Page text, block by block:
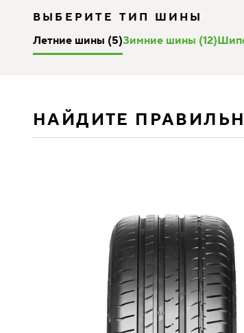
ВЫБЕРИТЕ ТИП ШИНЫ
Летние шины (5)Зимние шины (12)
НАЙДИТЕ